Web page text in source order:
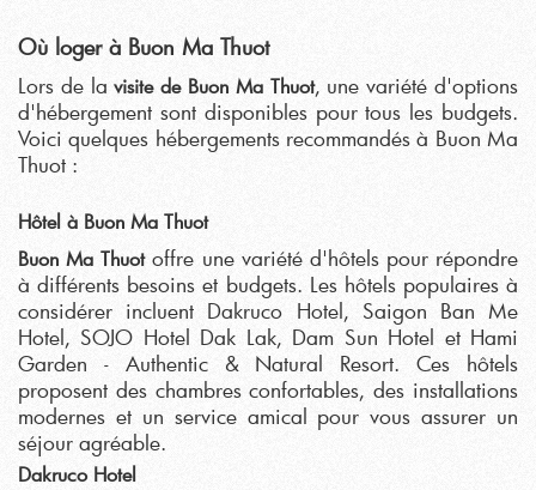
Où loger à Buon Ma Thuot
Lors de lavisite de Buon Ma Thuot, une variété d'options
d'hébergement sont disponibles pour tous les budgets.
Voici quelques hébergements recommandés à Buon Ma
Thuot :
Hôtel à Buon Ma Thuot
Buon Ma Thuotoffre une variété d'hôtels pour répondre
à différents besoins et budgets. Les hôtels populaires à
considérer incluent Dakruco Hotel, Saigon Ban Me
Hotel, SOJO Hotel Dak Lak, Dam Sun Hotel et Hami
Garden - Authentic & Natural Resort. Ces hôtels
proposent des chambres confortables, des installations
modernes et un service amical pour vous assurer un
séjour agréable.
Dakruco Hotel